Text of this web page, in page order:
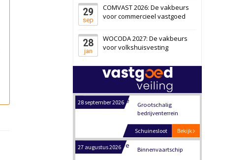
29
sep
COMVAST 2026: De vakbeurs
voor commercieel vastgoed
28
jan
WOCODA 2027: De vakbeurs
voor volkshuisvesting
22 september 2026 Attractiepark
Bekijk
Oranje
28 september 2026
bedrijventerrein
Schuinesloot
27 augustus 2026 Binnenvaartschip
Bekijk
Panheel
17 september 2026
Voormalig